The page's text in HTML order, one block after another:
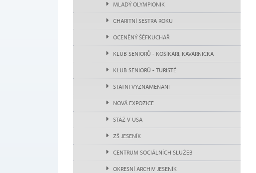
MLADÝ OLYMPIONIK
CHARITNÍ SESTRA ROKU
OCENĚNÝ ŠÉFKUCHAŘ
KLUB SENIORŮ - KOŠÍKÁŘI, KAVÁRNIČKA
KLUB SENIORŮ - TURISTÉ
STÁTNÍ VYZNAMENÁNÍ
NOVÁ EXPOZICE
STÁŽ V USA
ZŠ JESENÍK
CENTRUM SOCIÁLNÍCH SLUŽEB
OKRESNÍ ARCHIV JESENÍK